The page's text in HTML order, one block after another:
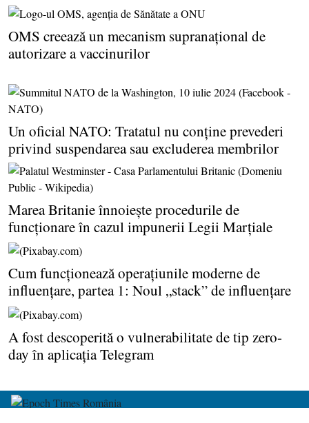
OMS creează un mecanism supranaţional de
autorizare a vaccinurilor
Un oficial NATO: Tratatul nu conţine prevederi
privind suspendarea sau excluderea membrilor
Marea Britanie înnoieşte procedurile de
funcţionare în cazul impunerii Legii Marţiale
Cum funcţionează operaţiunile moderne de
influenţare, partea 1: Noul „stack” de influenţare
A fost descoperită o vulnerabilitate de tip zero-
day în aplicaţia Telegram